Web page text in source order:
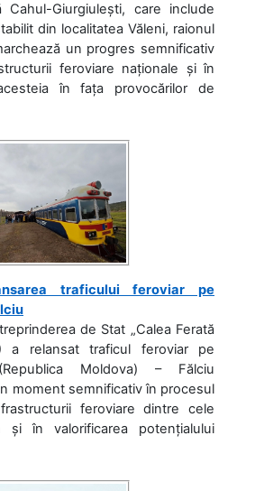
Cahul-Giurgiulești, care include
din localitatea Văleni, raionul
un progres semnificativ
feroviare naționale și în
în fața provocărilor de
traficului feroviar pe
de Stat „Calea Ferată
a relansat traficul feroviar pe
Moldova) – Fălciu
moment semnificativ în procesul
feroviare dintre cele
și în valorificarea potențialului